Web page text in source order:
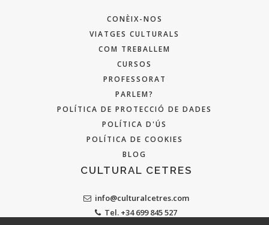
CONÈIX-NOS
VIATGES CULTURALS
COM TREBALLEM
CURSOS
PROFESSORAT
PARLEM?
POLÍTICA DE PROTECCIÓ DE DADES
POLÍTICA D'ÚS
POLÍTICA DE COOKIES
BLOG
CULTURAL CETRES
info@culturalcetres.com
Tel. +34 699 845 527